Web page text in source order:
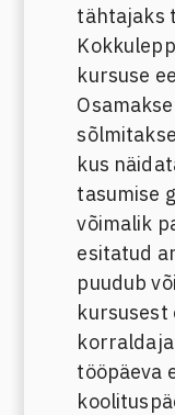
tähtajaks
kursuse
kus
tasumise
võimalik
esitatud
puudub
kursusest
tööpäeva